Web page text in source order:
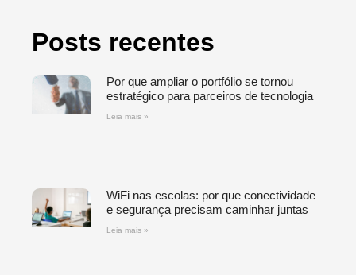
Posts recentes
Por que ampliar o portfólio se tornou
estratégico para parceiros de tecnologia
Leia mais »
WiFi nas escolas: por que conectividade
e segurança precisam caminhar juntas
Leia mais »